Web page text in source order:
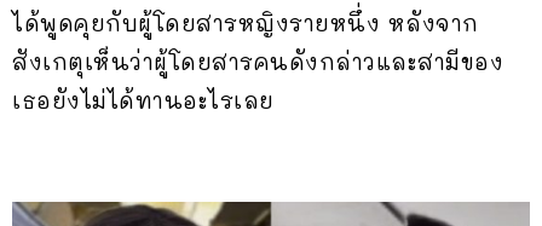
ได้พูดคุยกับผู้โดยสารหญิงรายหนึ่ง หลังจาก
สังเกตุเห็นว่าผู้โดยสารคนดังกล่าวและสามีของ
เธอยังไม่ได้ทานอะไรเลย